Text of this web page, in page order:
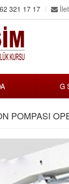
321 17 17
G
POMPASI